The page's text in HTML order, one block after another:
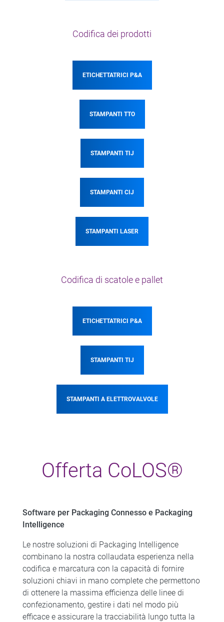
Codifica dei prodotti
ETICHETTATRICI P&A
STAMPANTI TTO
STAMPANTI TIJ
STAMPANTI CIJ
STAMPANTI LASER
Codifica di scatole e pallet
ETICHETTATRICI P&A
STAMPANTI TIJ
STAMPANTI A ELETTROVALVOLE
Offerta CoLOS®
Software per Packaging Connesso e Packaging
Intelligence
Le nostre soluzioni di Packaging Intelligence
combinano la nostra collaudata esperienza nella
codifica e marcatura con la capacità di fornire
soluzioni chiavi in mano complete che permettono
di ottenere la massima efficienza delle linee di
confezionamento, gestire i dati nel modo più
efficace e assicurare la tracciabilità lungo tutta la